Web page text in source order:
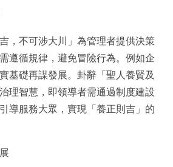
，不可涉大川」為管理者提供決策
遵循規律，避免冒險行為。例如企
基礎再謀發展。卦辭「聖人養賢及
理智慧，即領導者需通過制度建設
導服務大眾，實現「養正則吉」的